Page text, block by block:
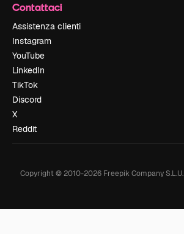
Contattaci
Assistenza clienti
Instagram
YouTube
LinkedIn
TikTok
Discord
X
Reddit
Copyright © 2010-2026Freepik Company S.L.U.